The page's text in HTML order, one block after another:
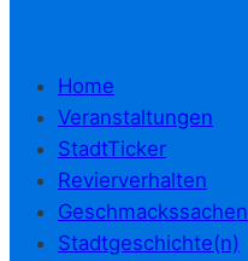
Home
Veranstaltungen
StadtTicker
Revierverhalten
Geschmackssachen
Stadtgeschichte(n)